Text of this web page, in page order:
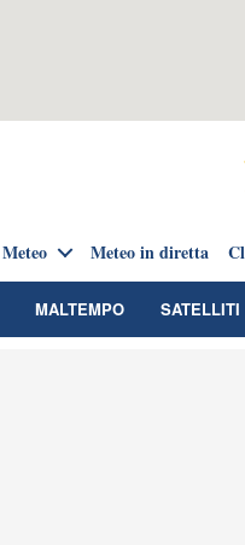
Meteo Meteo in diretta
MALTEMPO